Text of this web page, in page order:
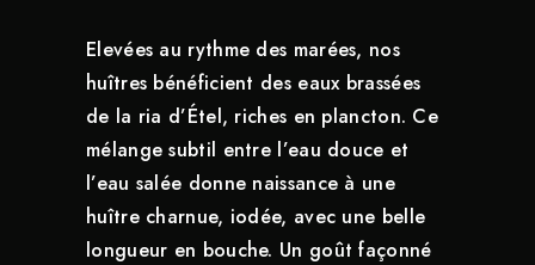
Elevées au rythme des marées, nos
huîtres bénéficient des eaux brassées
de la ria d’Étel, riches en plancton. Ce
mélange subtil entre l’eau douce et
l’eau salée donne naissance à une
huître charnue, iodée, avec une belle
longueur en bouche. Un goût façonné